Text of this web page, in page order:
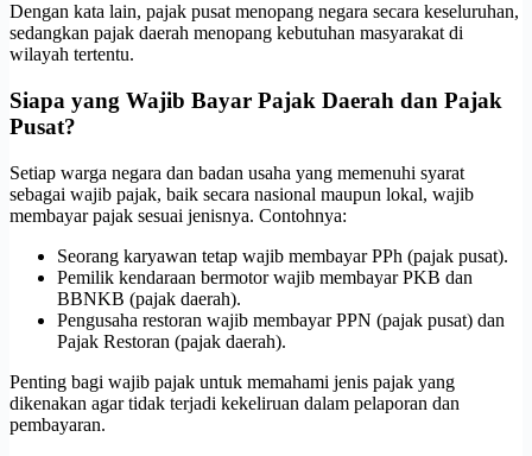
Dengan kata lain, pajak pusat menopang negara secara keseluruhan,
sedangkan pajak daerah menopang kebutuhan masyarakat di
wilayah tertentu.
Siapa yang Wajib Bayar Pajak Daerah dan Pajak
Pusat?
Setiap warga negara dan badan usaha yang memenuhi syarat
sebagai wajib pajak, baik secara nasional maupun lokal, wajib
membayar pajak sesuai jenisnya. Contohnya:
Seorang karyawan tetap wajib membayar PPh (pajak pusat).
Pemilik kendaraan bermotor wajib membayar PKB dan
BBNKB (pajak daerah).
Pengusaha restoran wajib membayar PPN (pajak pusat) dan
Pajak Restoran (pajak daerah).
Penting bagi wajib pajak untuk memahami jenis pajak yang
dikenakan agar tidak terjadi kekeliruan dalam pelaporan dan
pembayaran.